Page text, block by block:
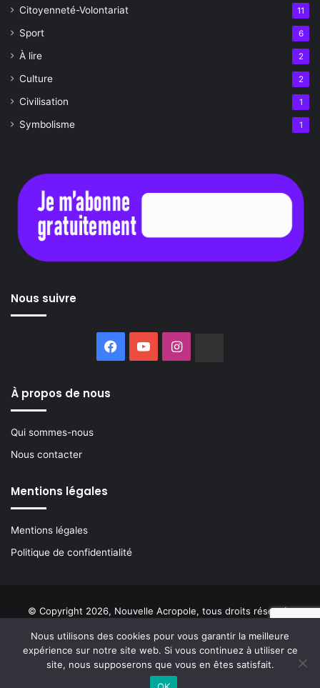
Citoyenneté-Volontariat 11
Sport 6
À lire 2
Culture 2
Civilisation 1
Symbolisme 1
Nous suivre
Facebook
YouTubeInstagram
À propos de nous
Qui sommes-nous
Nous contacter
Mentions légales
Mentions légales
Politique de confidentialité
© Copyright 2026, Nouvelle Acropole, tous droits réservés
FacebookYouTubeInstagramBuzzsprout
Nous utilisons des cookies pour vous garantir la meilleure
expérience sur notre site web. Si vous continuez à utiliser ce
site, nous supposerons que vous en êtes satisfait.